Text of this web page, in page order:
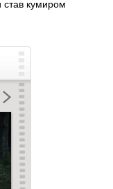
став кумиром